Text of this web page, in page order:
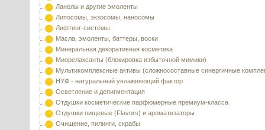
Ланолы и другие эмоленты
Липосомы, экзосомы, наносомы
Лифтинг-системы
Масла, эмоленты, баттеры, воски
Минеральная декоративная косметика
Миорелаксанты (блокировка избыточной мимики)
Мультикомплексные активы (сложносоставные синергичные
НУФ - натуральный увлажняющий фактор
Осветление и депигментация
Отдушки косметические парфюмерные премиум-класса
Отдушки пищевые (Flavors) и ароматизаторы
Очищение, пилинги, скрабы